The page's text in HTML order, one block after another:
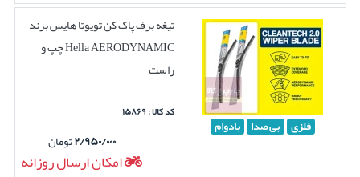
فلزی بی صدا بادوام
تیغه برف پاک کن تویوتا هایس برند
Hella AERODYNAMIC چپ و
راست
کد کالا : ۱۵۸۶۹
۲/۹۵۰/۰۰۰تومان
امکان ارسال روزانه